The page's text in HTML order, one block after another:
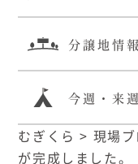
分譲地情報
今週・来
むぎくら > 現場
が完成しました。